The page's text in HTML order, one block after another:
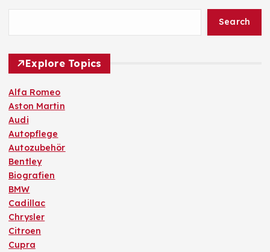
Search
Explore Topics
Alfa Romeo
Aston Martin
Audi
Autopflege
Autozubehör
Bentley
Biografien
BMW
Cadillac
Chrysler
Citroen
Cupra